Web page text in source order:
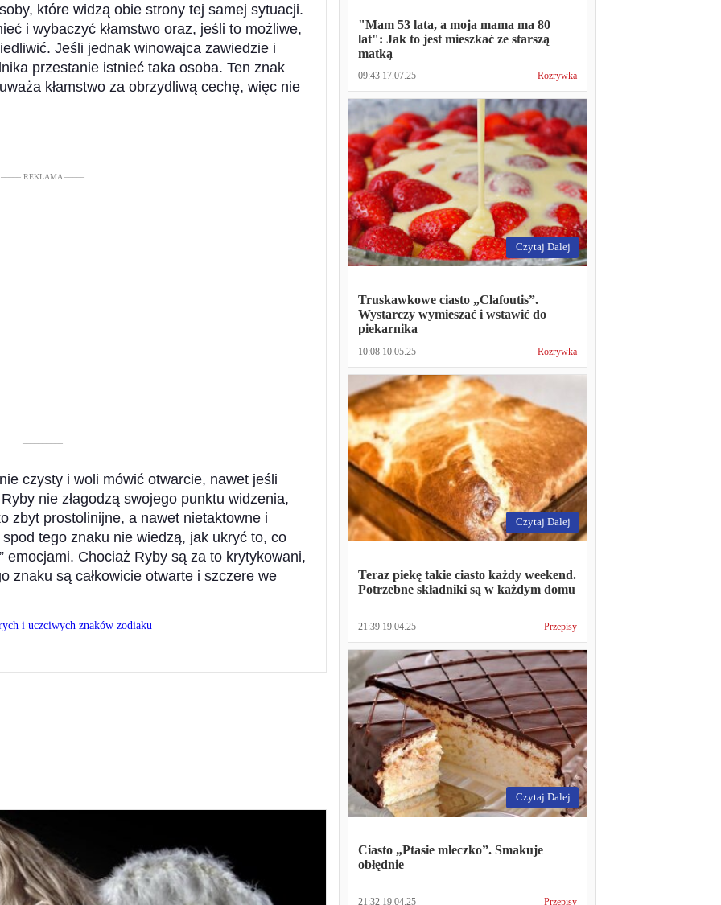
które widzą obie strony tej samej sytuacji.
i wybaczyć kłamstwo oraz, jeśli to możliwe,
Jeśli jednak winowajca zawiedzie i
przestanie istnieć taka osoba. Ten znak
kłamstwo za obrzydliwą cechę, więc nie
––––– REKLAMA –––––
––––––––––
czysty i woli mówić otwarcie, nawet jeśli
nie złagodzą swojego punktu widzenia,
zbyt prostolinijne, a nawet nietaktowne i
tego znaku nie wiedzą, jak ukryć to, co
emocjami. Chociaż Ryby są za to krytykowani,
znaku ​są całkowicie otwarte i szczere we
i uczciwych znaków zodiaku
"Mam 53 lata, a moja mama ma 80
lat": Jak to jest mieszkać ze starszą
matką
09:43 17.07.25 Rozrywka
Czytaj Dalej
Truskawkowe ciasto „Clafoutis”.
Wystarczy wymieszać i wstawić do
piekarnika
10:08 10.05.25 Rozrywka
Czytaj Dalej
Teraz piekę takie ciasto każdy weekend.
Potrzebne składniki są w każdym domu
21:39 19.04.25 Przepisy
Czytaj Dalej
Ciasto „Ptasie mleczko”. Smakuje
obłędnie
21:32 19.04.25 Przepisy